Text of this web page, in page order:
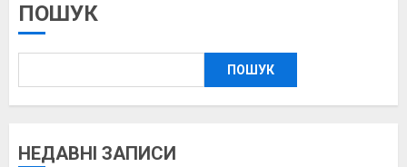
ПОШУК
ПОШУК
НЕДАВНІ ЗАПИСИ